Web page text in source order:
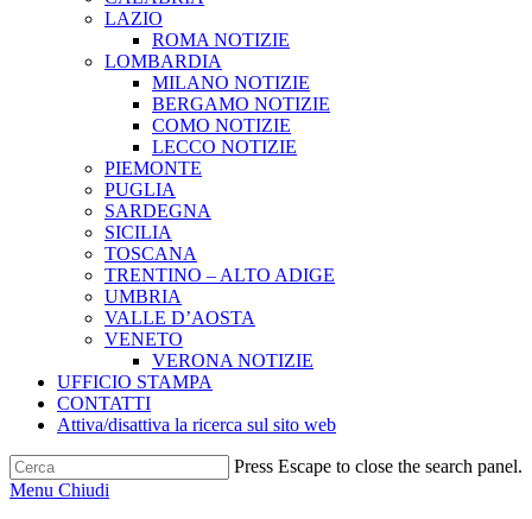
LAZIO
ROMA NOTIZIE
LOMBARDIA
MILANO NOTIZIE
BERGAMO NOTIZIE
COMO NOTIZIE
LECCO NOTIZIE
PIEMONTE
PUGLIA
SARDEGNA
SICILIA
TOSCANA
TRENTINO – ALTO ADIGE
UMBRIA
VALLE D’AOSTA
VENETO
VERONA NOTIZIE
UFFICIO STAMPA
CONTATTI
Attiva/disattiva la ricerca sul sito web
Press Escape to close the search panel.
Menu Chiudi